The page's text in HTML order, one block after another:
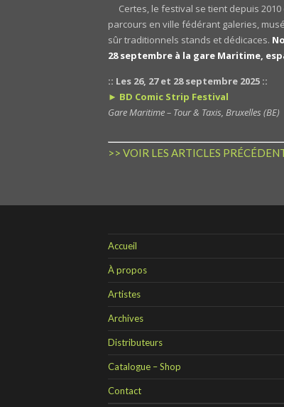
Certes, le festival se tient depuis 2010
parcours en ville fédérant galeries,
sûr traditionnels stands et dédicaces.
28 septembre à la gare Maritime,
:: Les 26, 27 et 28 septembre 2025 ::
► BD Comic Strip Festival
Gare Maritime – Tour & Taxis, Bruxelles (BE)
>> VOIR LES ARTICLES
Accueil
À propos
Artistes
Archives
Distributeurs
Catalogue – Shop
Contact